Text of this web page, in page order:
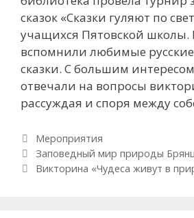
сказок «Сказки гуляют по
учащихся Пятовской школы.
вспомнили любимые
сказки. С большим
отвечали на вопросы
рассуждая и споря между
Рубрики
Мероприятия
Навигация по записям
Заповедный мир природы
Викторина «Чудеса живут в